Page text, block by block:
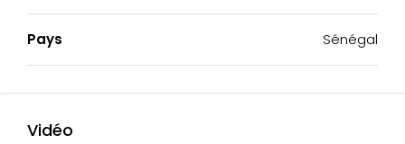
Pays Sénégal
Vidéo